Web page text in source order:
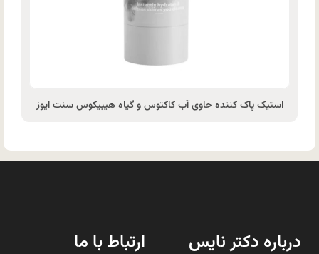
استیک پاک کننده حاوی آب کاکتوس و گیاه هیبیکوس سنت ایوز
درباره دکتر نایس ارتباط با ما